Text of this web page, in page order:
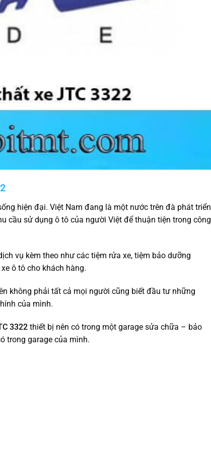
hiện đại. Việt Nam đang là một nước trên đà phát triển
cầu sử dụng ô tô của người Việt để thuận tiện trong công
vụ kèm theo như các tiệm rửa xe, tiệm bảo dưỡng
ô tô cho khách hàng.
không phải tất cả mọi người cũng biết đầu tư những
của mình.
3322 thiết bị nên có trong một garage sửa chữa – bảo
trong garage của mình.